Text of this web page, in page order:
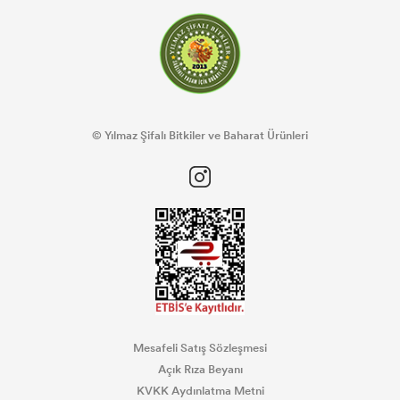
© Yılmaz Şifalı Bitkiler ve Baharat Ürünleri
Mesafeli Satış Sözleşmesi
Açık Rıza Beyanı
KVKK Aydınlatma Metni